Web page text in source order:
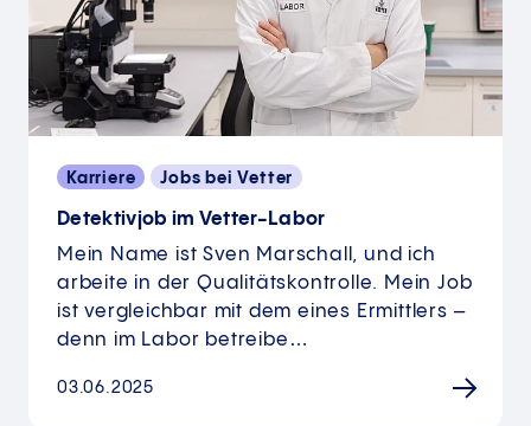
Karriere Jobs bei Vetter
Detektivjob im Vetter-Labor
Mein Name ist Sven Marschall, und ich
arbeite in der Qualitäts­kontrolle. Mein Job
ist vergleichbar mit dem eines Ermittlers –
denn im Labor betreibe…
03.06.2025